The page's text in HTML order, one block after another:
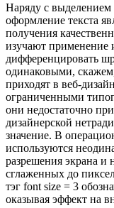
Наряду с
оформление текста
получения
изучают
дифференцировать
одинаковыми,
приходят в веб-
ограниченными
они недостаточно
дизайнерской
значение. В
используются
разрешения экрана
сглаженных до
тэг font size = 3
оказывая эффект на